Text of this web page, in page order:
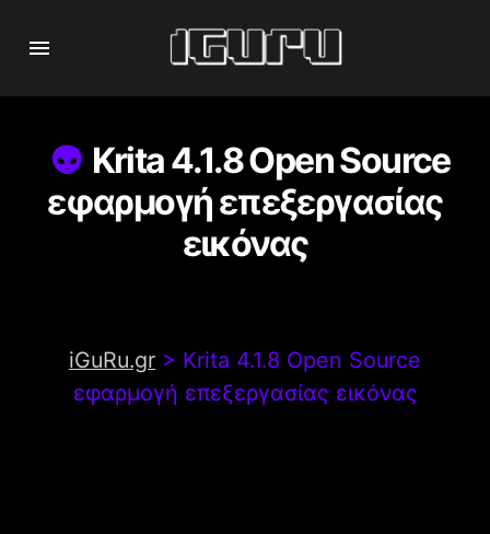
Krita 4.1.8 Open Source
εφαρμογή επεξεργασίας
εικόνας
iGuRu.gr > Krita 4.1.8 Open Source
εφαρμογή επεξεργασίας εικόνας